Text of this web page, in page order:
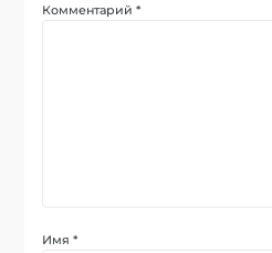
Комментарий*
Имя*